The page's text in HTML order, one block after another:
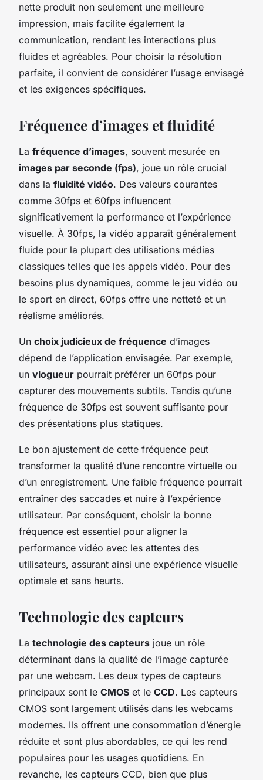
nette produit non seulement une meilleure
impression, mais facilite également la
communication, rendant les interactions plus
fluides et agréables. Pour choisir la résolution
parfaite, il convient de considérer l’usage envisagé
et les exigences spécifiques.
Fréquence d’images et fluidité
La fréquence d’images, souvent mesurée en
images par seconde (fps), joue un rôle crucial
dans la fluidité vidéo. Des valeurs courantes
comme 30fps et 60fps influencent
significativement la performance et l’expérience
visuelle. À 30fps, la vidéo apparaît généralement
fluide pour la plupart des utilisations médias
classiques telles que les appels vidéo. Pour des
besoins plus dynamiques, comme le jeu vidéo ou
le sport en direct, 60fps offre une netteté et un
réalisme améliorés.
Un choix judicieux de fréquence d’images
dépend de l’application envisagée. Par exemple,
un vlogueur pourrait préférer un 60fps pour
capturer des mouvements subtils. Tandis qu’une
fréquence de 30fps est souvent suffisante pour
des présentations plus statiques.
Le bon ajustement de cette fréquence peut
transformer la qualité d’une rencontre virtuelle ou
d’un enregistrement. Une faible fréquence pourrait
entraîner des saccades et nuire à l’expérience
utilisateur. Par conséquent, choisir la bonne
fréquence est essentiel pour aligner la
performance vidéo avec les attentes des
utilisateurs, assurant ainsi une expérience visuelle
optimale et sans heurts.
Technologie des capteurs
La technologie des capteurs joue un rôle
déterminant dans la qualité de l’image capturée
par une webcam. Les deux types de capteurs
principaux sont le CMOS et le CCD. Les capteurs
CMOS sont largement utilisés dans les webcams
modernes. Ils offrent une consommation d’énergie
réduite et sont plus abordables, ce qui les rend
populaires pour les usages quotidiens. En
revanche, les capteurs CCD, bien que plus